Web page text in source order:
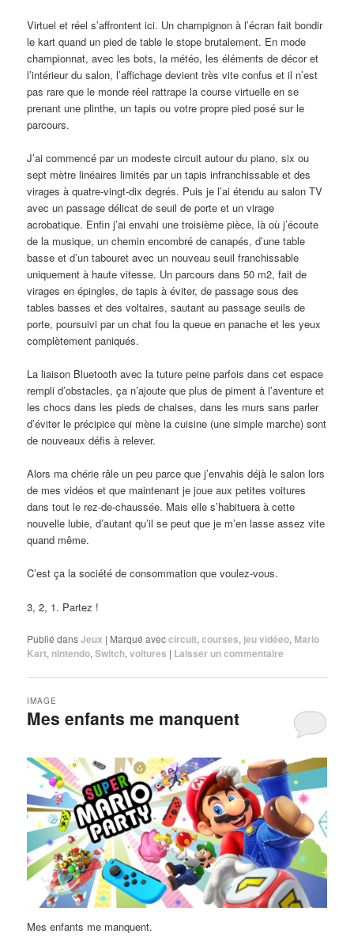
Virtuel et réel s’affrontent ici. Un champignon à l’écran fait bondir
le kart quand un pied de table le stope brutalement. En mode
championnat, avec les bots, la météo, les éléments de décor et
l’intérieur du salon, l’affichage devient très vite confus et il n’est
pas rare que le monde réel rattrape la course virtuelle en se
prenant une plinthe, un tapis ou votre propre pied posé sur le
parcours.
J’ai commencé par un modeste circuit autour du piano, six ou
sept mètre linéaires limités par un tapis infranchissable et des
virages à quatre-vingt-dix degrés. Puis je l’ai étendu au salon TV
avec un passage délicat de seuil de porte et un virage
acrobatique. Enfin j’ai envahi une troisième pièce, là où j’écoute
de la musique, un chemin encombré de canapés, d’une table
basse et d’un tabouret avec un nouveau seuil franchissable
uniquement à haute vitesse. Un parcours dans 50 m2, fait de
virages en épingles, de tapis à éviter, de passage sous des
tables basses et des voltaires, sautant au passage seuils de
porte, poursuivi par un chat fou la queue en panache et les yeux
complètement paniqués.
La liaison Bluetooth avec la tuture peine parfois dans cet espace
rempli d’obstacles, ça n’ajoute que plus de piment à l’aventure et
les chocs dans les pieds de chaises, dans les murs sans parler
d’éviter le précipice qui mène la cuisine (une simple marche) sont
de nouveaux défis à relever.
Alors ma chérie râle un peu parce que j’envahis déjà le salon lors
de mes vidéos et que maintenant je joue aux petites voitures
dans tout le rez-de-chaussée. Mais elle s’habituera à cette
nouvelle lubie, d’autant qu’il se peut que je m’en lasse assez vite
quand même.
C’est ça la société de consommation que voulez-vous.
3, 2, 1. Partez !
Publié dansJeux | Marqué aveccircuit,courses, jeu vidéeo, Mario
Kart, nintendo,Switch,voitures | Laisser un commentaire
Mes enfants me manquent
IMAGE
Mes enfants me manquent.